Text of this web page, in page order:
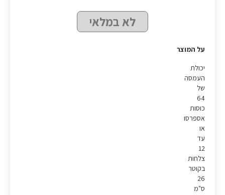
לא במלאי
על המוצר
יכולת
העמסה
של
64
כוסות
אספרסו
או
עד
12
צלחות
בקוטר
26
ס"מ